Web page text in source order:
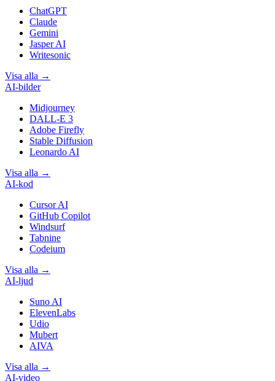
ChatGPT
Claude
Gemini
Jasper AI
Writesonic
Visa alla →
AI-bilder
Midjourney
DALL-E 3
Adobe Firefly
Stable Diffusion
Leonardo AI
Visa alla →
AI-kod
Cursor AI
GitHub Copilot
Windsurf
Tabnine
Codeium
Visa alla →
AI-ljud
Suno AI
ElevenLabs
Udio
Mubert
AIVA
Visa alla →
AI-video